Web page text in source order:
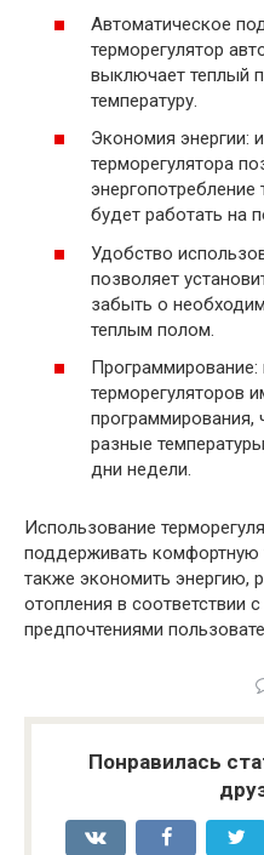
Автоматическое
терморегулятор
выключает теплый
температуру.
Экономия энергии:
терморегулятора
энергопотребление
будет работать на
Удобство
позволяет
забыть о
теплым полом.
терморегуляторов
программирования,
разные
дни недели.
Использование
поддерживать комфортную
также экономить энергию,
отопления в соответствии
предпочтениями
Понравилась